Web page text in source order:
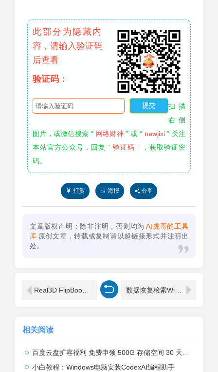
此部分为隐藏内
容，请输入验证码
后查看
验证码：
扫描
右侧
图片，或微信搜索 “ 网络财神 ” 或 “ newjixi” 关注
本站官方公众号，回复 “ 验证码 ” ，获取验证密
码。
打赏 海报 分享
文章版权声明：除非注明，否则均为 AI虎哥的工具
库 原创文章，转载或复制请以超链接形式并注明出
处。
Real3D FlipBook v4.6.6 – WordPress 插件无限制版 数据恢复检索WinHex v21.4 SR-0绿色单文件版
相关阅读
百度云盘扩容福利 免费申领 500G 存储空间 30 天限时生效 领取方法
小白教程：Windows电脑安装CodexAI编程助手